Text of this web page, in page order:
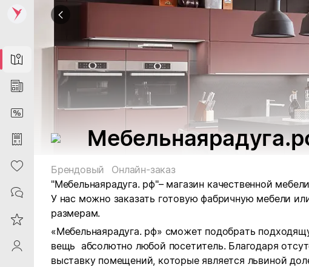
Map
News
DiscountCard
Purchases
Heart
Contacts
Reviews
ProfileSaby
Брендовый
Онлайн-заказ
"Мебельнаярадуга. рф"– магазин качественной
У нас можно заказать готовую фабричную мебели
размерам.
«Мебельнаярадуга. рф» сможет подобрать
вещь абсолютно любой посетитель. Благодаря
выставку помещений, которые является львиной